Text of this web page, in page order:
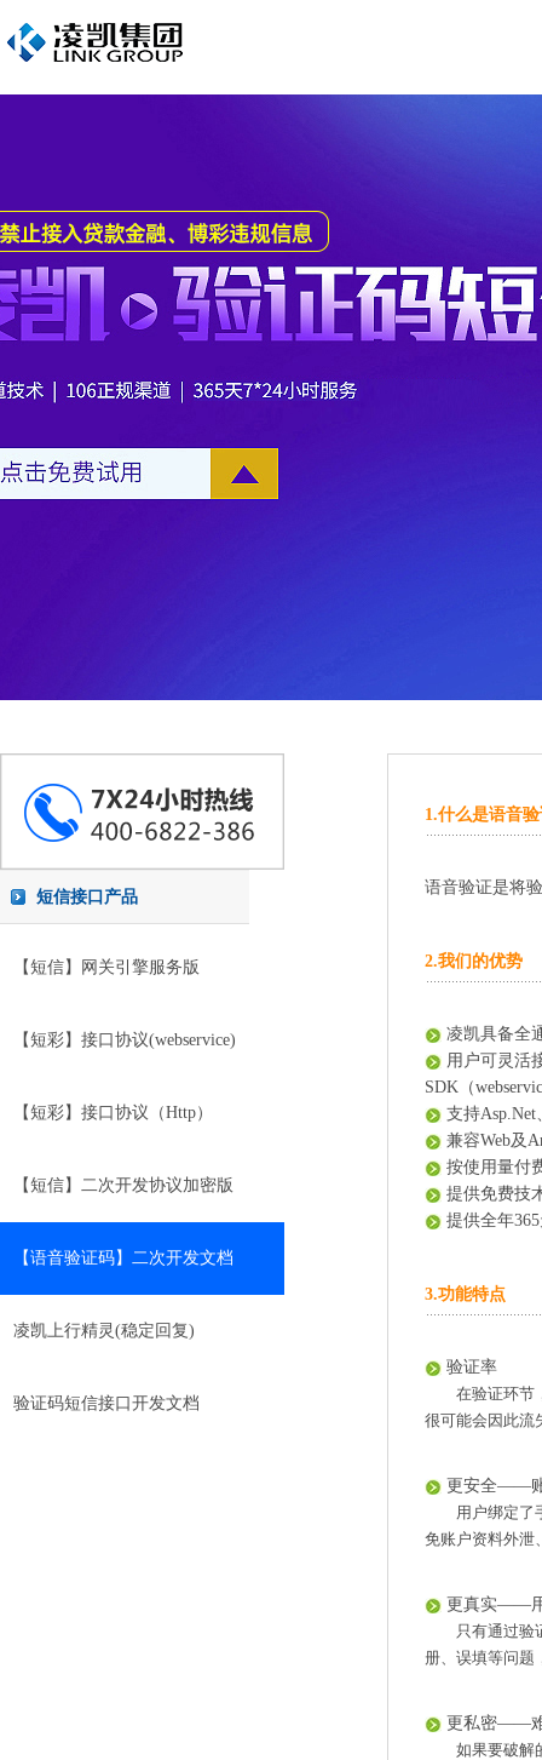
短信接口产品
【短信】网关引擎服务版
【短彩】接口协议(webservice)
【短彩】接口协议（Http）
【短信】二次开发协议加密版
【语音验证码】二次开发文档
凌凯上行精灵(稳定回复)
验证码短信接口开发文档
1.什么是语音
语音验证是将
2.我们的优势
凌凯具备全
用户可灵活
SDK（
支持Asp.Net
兼容Web及
按使用量付
提供免费技
提供全年
3.功能特点
验证率
在验证环节
很可能会因此流
更安全——
用户绑定了
免账户资料外泄
更真实——
只有通过验
册、误填等问题
更私密——
如果要破解